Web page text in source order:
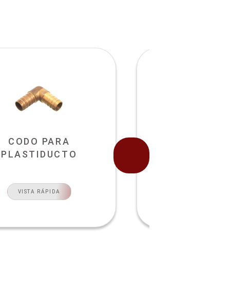
CODO PARA
PLASTIDUCTO
VISTA RÁPIDA